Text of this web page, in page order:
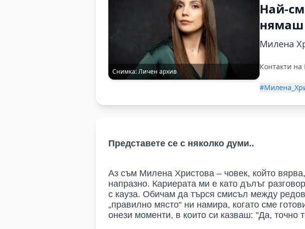
Снимка:Личен архив
Най-
нямаш
Милена
Контакти
Представете се с няколко думи..
Аз съм Милена Христова – човек, който
напразно. Кариерата ми е като дълъг
с кауза. Обичам да търся смисъл между
„правилно място“ ни намира, когато сме
онези моменти, в които си казваш: "Да, точно